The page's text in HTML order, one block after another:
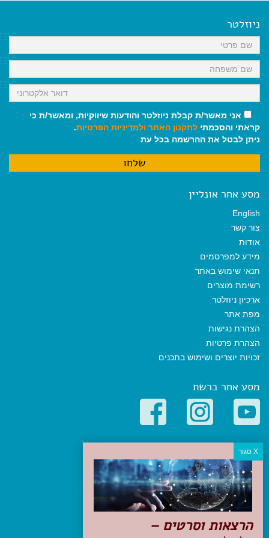
k
p
m
ניוזלטר
אני מאשר/ת קבלת ניוזלטר והודעות שיווקיות, ומאשר/ת כי
קראתי והסכמתי לתקנון האתר ולמדיניות הפרטיות.
ניתן לבטל את ההרשמה בכל עת
מסע אחר אונליין
English
צור קשר
אודות
מידע למפרסמים
תנאי שימוש באתר
רשימת מוצרים
ארכיון ניוזלטר
מפת אתר
הצהרת נגישות
הצהרת פרטיות
זכויות יוצרים ושימוש בתכנים
מסע אחר ברשת
קטגוריות פופולריות
יעדים
טיולים בישראל
מלונות בוטיק בישראל
טיפים והמלצות
הכנות לנסיעה
הרצאות וסרטים –